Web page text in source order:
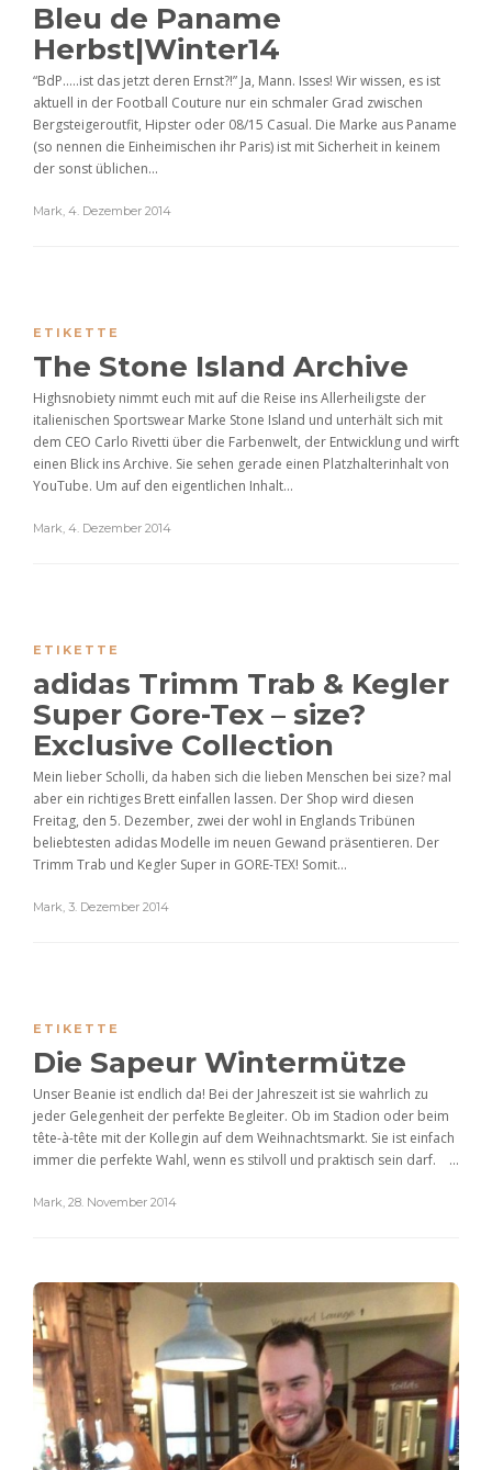
Bleu de Paname
Herbst|Winter14
“BdP…..ist das jetzt deren Ernst?!” Ja, Mann. Isses! Wir wissen, es ist
aktuell in der Football Couture nur ein schmaler Grad zwischen
Bergsteigeroutfit, Hipster oder 08/15 Casual. Die Marke aus Paname
(so nennen die Einheimischen ihr Paris) ist mit Sicherheit in keinem
der sonst üblichen...
Mark, 4. Dezember 2014
ETIKETTE
The Stone Island Archive
Highsnobiety nimmt euch mit auf die Reise ins Allerheiligste der
italienischen Sportswear Marke Stone Island und unterhält sich mit
dem CEO Carlo Rivetti über die Farbenwelt, der Entwicklung und wirft
einen Blick ins Archive. Sie sehen gerade einen Platzhalterinhalt von
YouTube. Um auf den eigentlichen Inhalt...
Mark, 4. Dezember 2014
ETIKETTE
adidas Trimm Trab & Kegler
Super Gore-Tex – size?
Exclusive Collection
Mein lieber Scholli, da haben sich die lieben Menschen bei size? mal
aber ein richtiges Brett einfallen lassen. Der Shop wird diesen
Freitag, den 5. Dezember, zwei der wohl in Englands Tribünen
beliebtesten adidas Modelle im neuen Gewand präsentieren. Der
Trimm Trab und Kegler Super in GORE-TEX! Somit...
Mark, 3. Dezember 2014
ETIKETTE
Die Sapeur Wintermütze
Unser Beanie ist endlich da! Bei der Jahreszeit ist sie wahrlich zu
jeder Gelegenheit der perfekte Begleiter. Ob im Stadion oder beim
tête-à-tête mit der Kollegin auf dem Weihnachtsmarkt. Sie ist einfach
immer die perfekte Wahl, wenn es stilvoll und praktisch sein darf. ...
Mark, 28. November 2014